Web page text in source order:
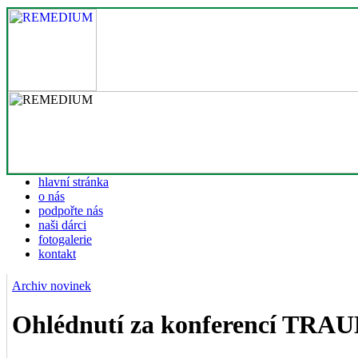
hlavní stránka
o nás
podpořte nás
naši dárci
fotogalerie
kontakt
Archiv novinek
Ohlédnutí za konferencí